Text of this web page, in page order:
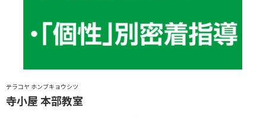
テラコヤ ホンブキョウシツ
寺小屋 本部教室